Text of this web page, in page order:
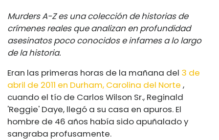
Murders A-Z es una colección de historias de
crímenes reales que analizan en profundidad
asesinatos poco conocidos e infames a lo largo
de la historia.
Eran las primeras horas de la mañana del 3 de
abril de 2011 en Durham, Carolina del Norte ,
cuando el tío de Carlos Wilson Sr., Reginald
'Reggie' Daye, llegó a su casa en apuros. El
hombre de 46 años había sido apuñalado y
sangraba profusamente.